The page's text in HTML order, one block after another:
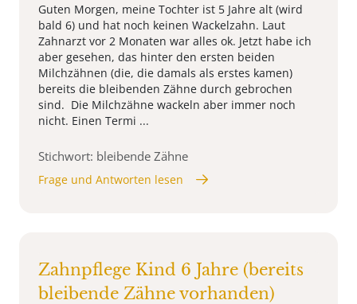
Guten Morgen, meine Tochter ist 5 Jahre alt (wird
bald 6) und hat noch keinen Wackelzahn. Laut
Zahnarzt vor 2 Monaten war alles ok. Jetzt habe ich
aber gesehen, das hinter den ersten beiden
Milchzähnen (die, die damals als erstes kamen)
bereits die bleibenden Zähne durch gebrochen
sind. Die Milchzähne wackeln aber immer noch
nicht. Einen Termi ...
Stichwort: bleibende Zähne
Frage und Antworten lesen
Zahnpflege Kind 6 Jahre (bereits
bleibende Zähne vorhanden)